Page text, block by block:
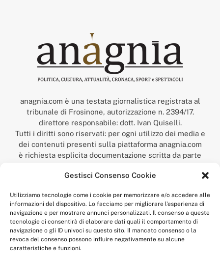
Gestisci Consenso Cookie
Utilizziamo tecnologie come i cookie per memorizzare e/o accedere alle
informazioni del dispositivo. Lo facciamo per migliorare l'esperienza di
navigazione e per mostrare annunci personalizzati. Il consenso a queste
tecnologie ci consentirà di elaborare dati quali il comportamento di
navigazione o gli ID univoci su questo sito. Il mancato consenso o la
revoca del consenso possono influire negativamente su alcune
caratteristiche e funzioni.
anagnia.com è una testata giornalistica registrata al
tribunale di Frosinone, autorizzazione n. 2394/17.
direttore responsabile: dott. Ivan Quiselli.
Tutti i diritti sono riservati: per ogni utilizzo dei media e
dei contenuti presenti sulla piattaforma anagnia.com
è richiesta esplicita documentazione scritta da parte
“Anagnia” è un marchio registrato presso l’Ufficio Italiano
Economico,
num. registrazione: 302017000014044 del 9 febbraio 2017.
Per contatti:redazione@anagnia.com